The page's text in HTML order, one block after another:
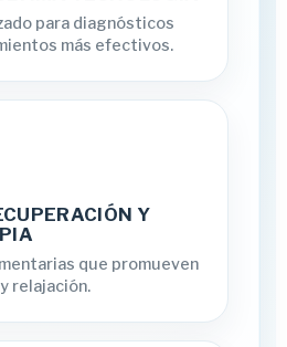
para diagnósticos
más efectivos.
Y
que promueven
relajación.